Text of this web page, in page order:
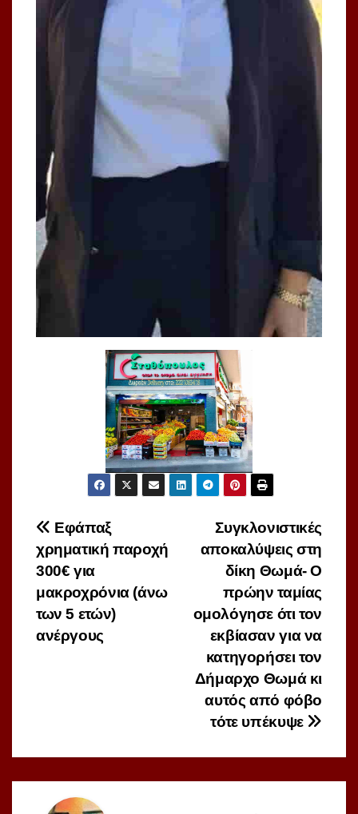
Πλοήγηση
άρθρων
Συγκλονιστικές
αποκαλύψεις στη
δίκη Θωμά- O
πρώην ταμίας
ομολόγησε ότι τον
εκβίασαν για να
κατηγορήσει τον
Δήμαρχο Θωμά κι
αυτός από φόβο
τότε υπέκυψε
Εφάπαξ
χρηματική παροχή
300€ για
μακροχρόνια (άνω
των 5 ετών)
ανέργους